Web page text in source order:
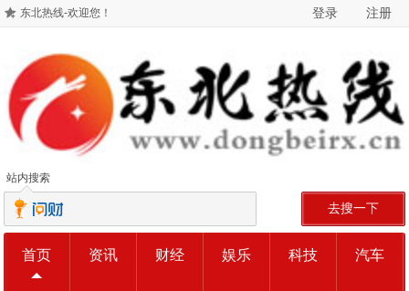
东北热线-欢迎您！ 登录 注册
站内搜索
去搜一下
首页 资讯 财经 娱乐 科技 汽车